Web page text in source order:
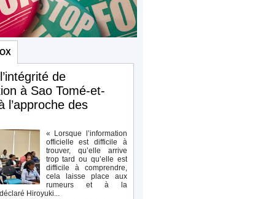
de
à Sao Tomé-et-
l’approche des
« Lorsque l’information
officielle est difficile à
trouver, qu’elle arrive
trop tard ou qu’elle est
difficile à comprendre,
cela laisse place aux
rumeurs et à la
Hiroyuki...